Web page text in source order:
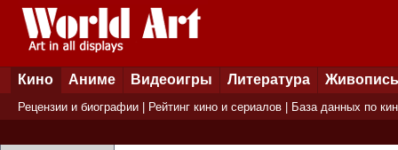
Кино Аниме Видеоигры Литература Живопись
Рецензии и биографии Рейтинг кино и сериалов База данных по